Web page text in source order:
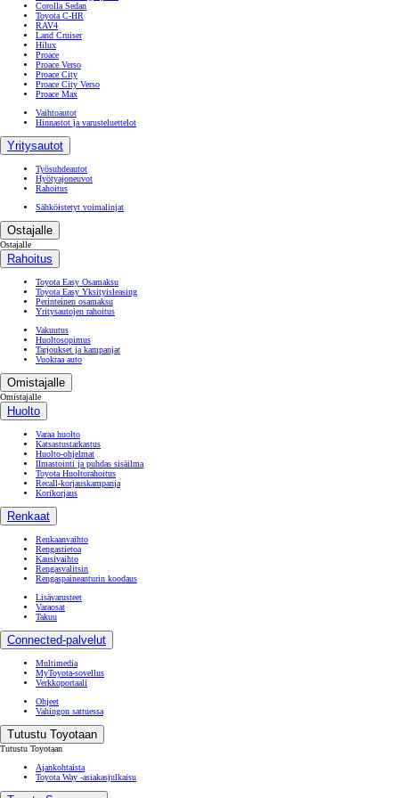
Corolla Sedan
Toyota C-HR
RAV4
Land Cruiser
Hilux
Proace
Proace Verso
Proace City
Proace City Verso
Proace Max
Vaihtoautot
Hinnastot ja varusteluettelot
Yritysautot
Työsuhdeautot
Hyötyajoneuvot
Rahoitus
Sähköistetyt voimalinjat
Ostajalle
Ostajalle
Rahoitus
Toyota Easy Osamaksu
Toyota Easy Yksityisleasing
Perinteinen osamaksu
Yritysautojen rahoitus
Vakuutus
Huoltosopimus
Tarjoukset ja kampanjat
Vuokraa auto
Omistajalle
Omistajalle
Huolto
Varaa huolto
Katsastustarkastus
Huolto-ohjelmat
Ilmastointi ja puhdas sisäilma
Toyota Huoltorahoitus
Recall-korjauskampanja
Korikorjaus
Renkaat
Renkaanvaihto
Rengastietoa
Kausivaihto
Rengasvalitsin
Rengaspaineanturin koodaus
Lisävarusteet
Varaosat
Takuu
Connected-palvelut
Multimedia
MyToyota-sovellus
Verkkoportaali
Ohjeet
Vahingon sattuessa
Tutustu Toyotaan
Tutustu Toyotaan
Ajankohtaista
Toyota Way -asiakasjulkaisu